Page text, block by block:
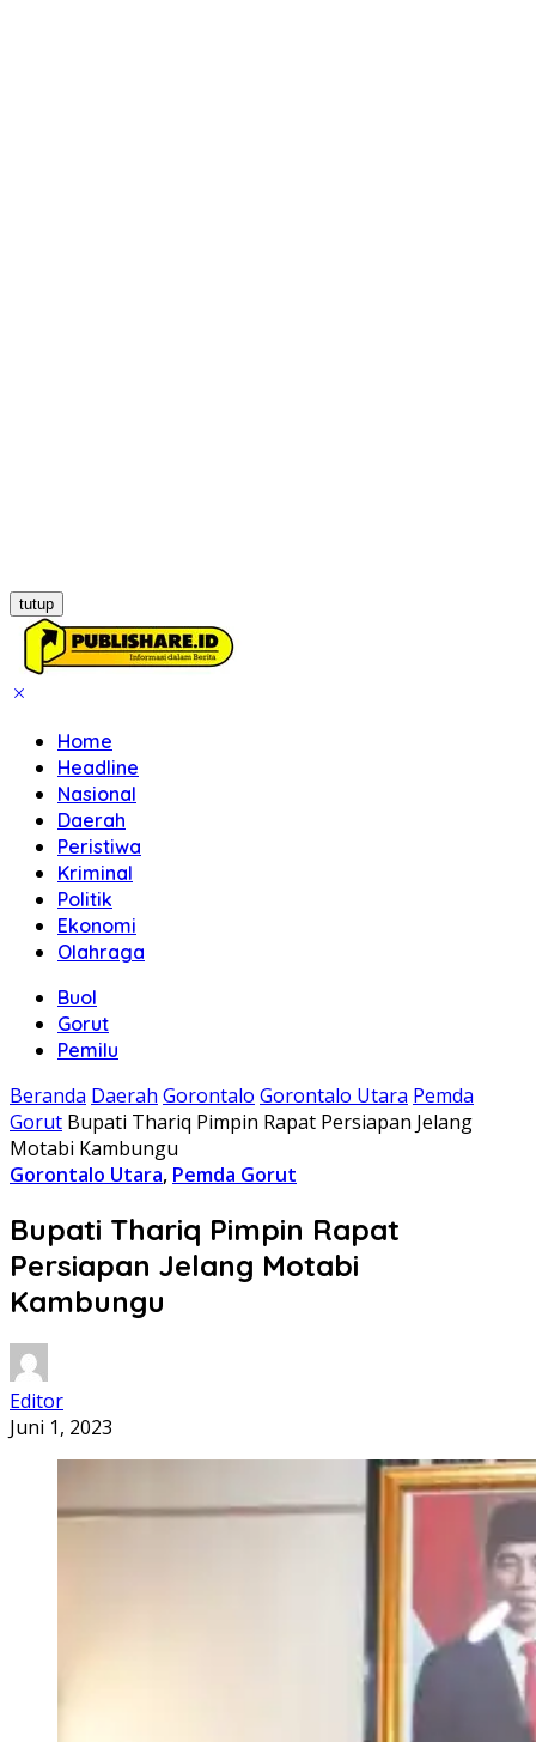
tutup
Home
Headline
Nasional
Daerah
Peristiwa
Kriminal
Politik
Ekonomi
Olahraga
Buol
Gorut
Pemilu
Beranda Daerah Gorontalo Gorontalo Utara Pemda
Gorut Bupati Thariq Pimpin Rapat Persiapan Jelang
Motabi Kambungu
Gorontalo Utara, Pemda Gorut
Bupati Thariq Pimpin Rapat
Persiapan Jelang Motabi
Kambungu
Editor
Juni 1, 2023